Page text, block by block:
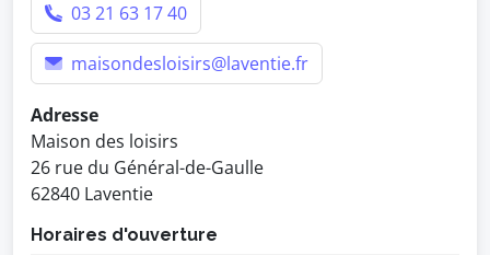
03 21 63 17 40
maisondesloisirs@laventie.fr
Adresse
Maison des loisirs
26 rue du Général-de-Gaulle
62840 Laventie
Horaires d'ouverture